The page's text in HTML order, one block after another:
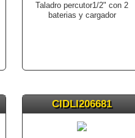
Taladro percutor1/2" con 2
baterias y cargador
CIDLI206681